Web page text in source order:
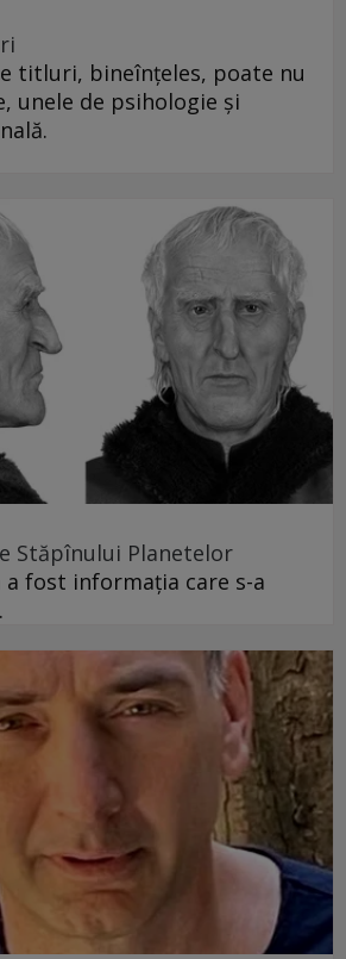
titluri, bineînțeles, poate nu
unele de psihologie și
Stăpînului Planetelor
a fost informaţia care s-a